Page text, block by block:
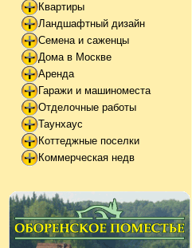
Квартиры
Ландшафтный дизайн
Семена и саженцы
Дома в Москве
Аренда
Гаражи и машиноместа
Отделочные работы
Таунхаус
Коттеджные поселки
Коммерческая недв